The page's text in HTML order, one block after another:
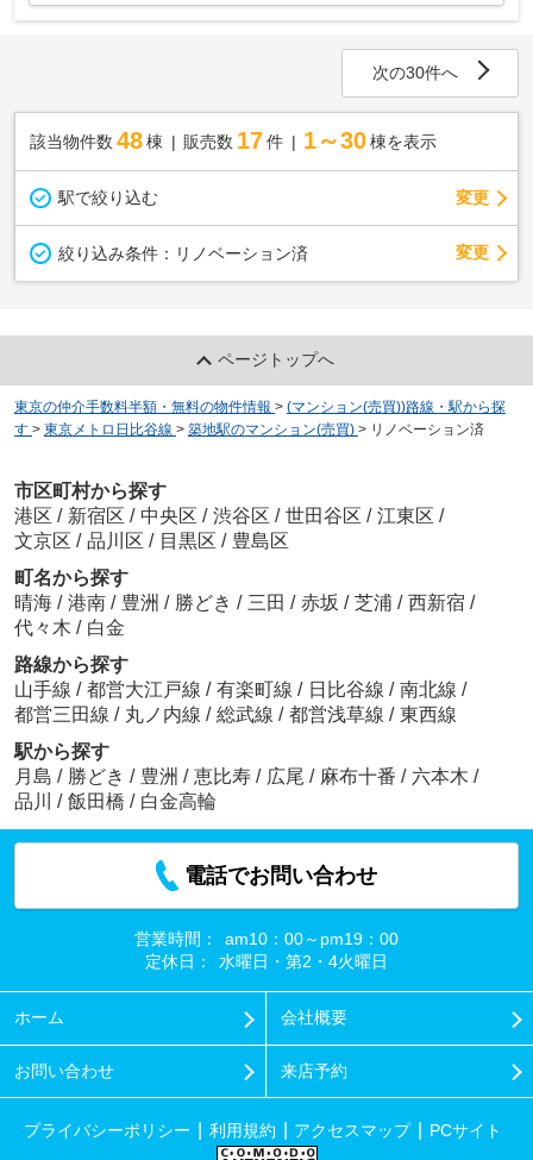
次の30件へ
該当物件数 48棟 販売数 17 件 1～30 棟を表示
駅で絞り込む 変更
絞り込み条件： リノベーション済 変更
ページトップへ
東京の仲介手数料半額・無料の物件情報 > (マンション(売買))路線・駅から探
す > 東京メトロ日比谷線 > 築地駅のマンション(売買) > リノベーション済
市区町村から探す
港区 / 新宿区 / 中央区 / 渋谷区 / 世田谷区 / 江東区 /
文京区 / 品川区 / 目黒区 / 豊島区
町名から探す
晴海 / 港南 / 豊洲 / 勝どき / 三田 / 赤坂 / 芝浦 / 西新宿 /
代々木 / 白金
路線から探す
山手線 / 都営大江戸線 / 有楽町線 / 日比谷線 / 南北線 /
都営三田線 / 丸ノ内線 / 総武線 / 都営浅草線 / 東西線
駅から探す
月島 / 勝どき / 豊洲 / 恵比寿 / 広尾 / 麻布十番 / 六本木 /
品川
/ 飯田橋 / 白金高輪
電話でお問い合わせ
営業時間：
am10：00～pm19：00
定休日：
水曜日・第2・4火曜日
ホーム 会社概要
お問い合わせ 来店予約
プライバシーポリシー 利用規約 アクセスマップ PCサイト